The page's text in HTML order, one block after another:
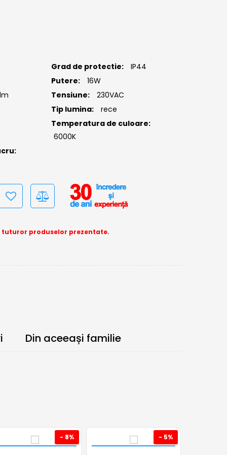
Grad de protectie:
IP44
Putere:
16W
Tensiune:
230VAC
Tip lumina:
rece
Temperatura de culoare:
6000K
tuturor produselor prezentate.
Din aceeași familie
- 8% - 5%